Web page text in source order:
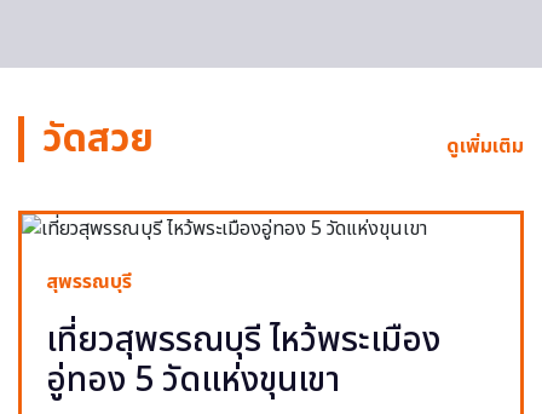
วัดสวย ดูเพิ่มเติม
สุพรรณบุรี
เที่ยวสุพรรณบุรี ไหว้พระเมือง
อู่ทอง 5 วัดแห่งขุนเขา